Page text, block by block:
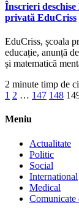
Înscrieri
privată EduCriss
EduCriss, școala
educație, anunță
și matematică
2 minute timp de
1 2 … 147 148
Meniu
Actualitate
Politic
Social
International
Medical
Comunicate